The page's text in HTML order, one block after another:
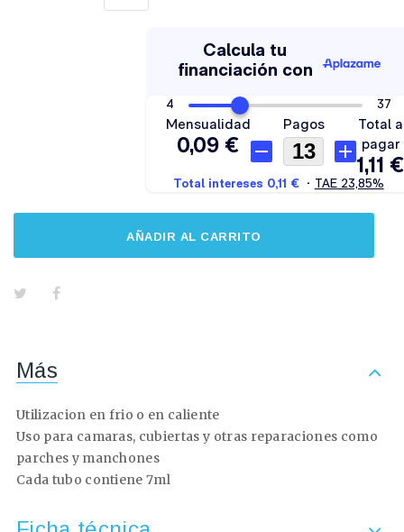
AÑADIR AL CARRITO
Más
Utilizacion en frio o en caliente
Uso para camaras, cubiertas y otras reparaciones como
parches y manchones
Cada tubo contiene 7ml